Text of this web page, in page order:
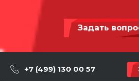
Задать
+7 (499) 130 00 57